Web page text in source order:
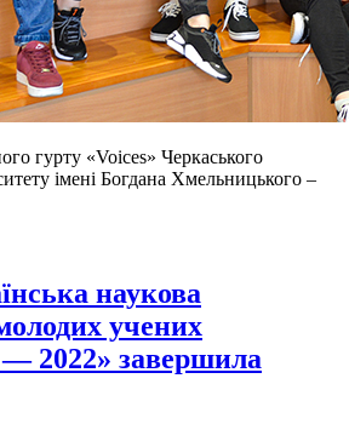
гурту «Voices» Черкаського
імені Богдана Хмельницького –
наукова
учених
завершила